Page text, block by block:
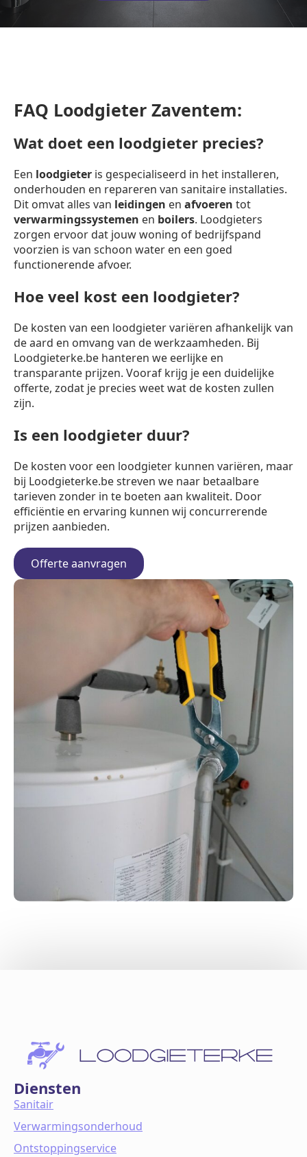
FAQ Loodgieter Zaventem:
Wat doet een loodgieter precies?
Een loodgieter is gespecialiseerd in het installeren,
onderhouden en repareren van sanitaire installaties.
Dit omvat alles van leidingen en afvoeren tot
verwarmingssystemen en boilers. Loodgieters
zorgen ervoor dat jouw woning of bedrijfspand
voorzien is van schoon water en een goed
functionerende afvoer.
Hoe veel kost een loodgieter?
De kosten van een loodgieter variëren afhankelijk van
de aard en omvang van de werkzaamheden. Bij
Loodgieterke.be hanteren we eerlijke en
transparante prijzen. Vooraf krijg je een duidelijke
offerte, zodat je precies weet wat de kosten zullen
zijn.
Is een loodgieter duur?
De kosten voor een loodgieter kunnen variëren, maar
bij Loodgieterke.be streven we naar betaalbare
tarieven zonder in te boeten aan kwaliteit. Door
efficiëntie en ervaring kunnen wij concurrerende
prijzen aanbieden.
Offerte aanvragen
Diensten
Sanitair
Verwarmingsonderhoud
Ontstoppingservice